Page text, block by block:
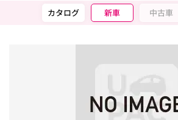
カタログ 新車 中古車